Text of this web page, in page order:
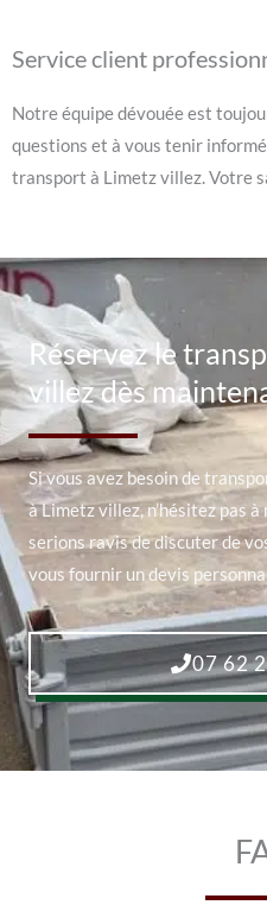
Service client
Notre équipe dévouée est
questions et à vous tenir
transport à Limetz villez. Votre
Réservez le
villez dès
Si vous avez besoin de
à Limetz villez, n’hésitez pas
serions ravis de discuter de
vous fournir un devis
07 62